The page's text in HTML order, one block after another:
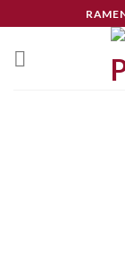
to
content